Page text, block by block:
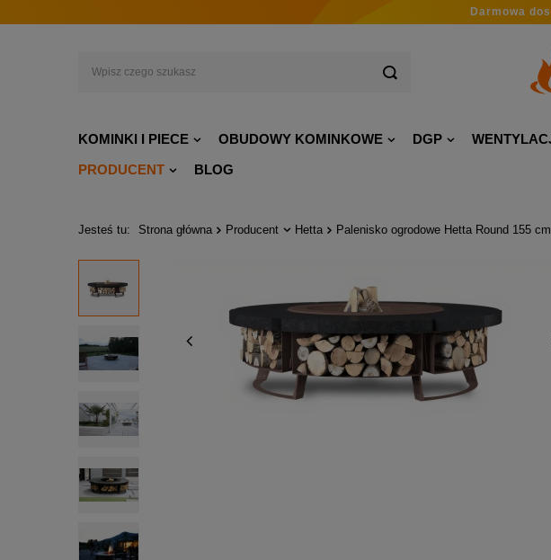
Darmowa
KOMINKI I PIECE OBUDOWY KOMINKOWE DGP
PRODUCENT
BLOG
Jesteś tu: Strona główna Producent Hetta Palenisko ogrodowe Hetta Round 155